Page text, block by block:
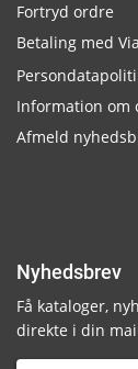
Fortryd ordre
Betaling med
Information om
Afmeld
Nyhedsbrev
Få kataloger,
direkte i din